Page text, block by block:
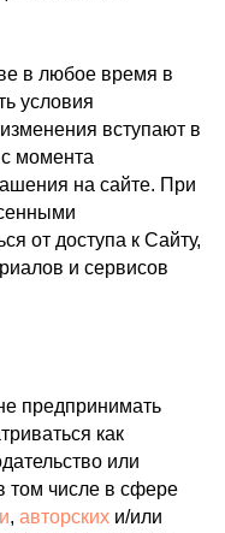
в любое время в
условия
вступают в
момента
на сайте. При
от доступа к Сайту,
и сервисов
предпринимать
как
или
том числе в сфере
, авторских и/или